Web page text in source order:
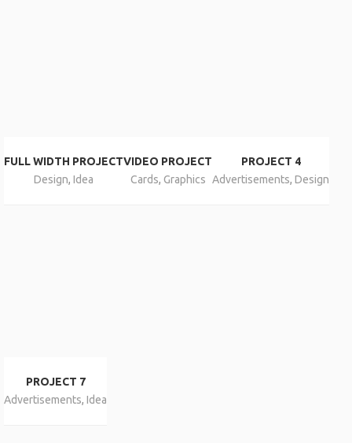
FULL WIDTH PROJECT
Design, Idea
VIDEO PROJECT
Cards, Graphics
PROJECT 4
Advertisements, Design
PROJECT 7
Advertisements, Idea